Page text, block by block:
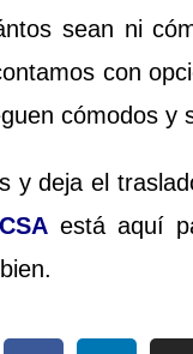
sean ni
con
cómodos y
y deja el
CSA está aquí